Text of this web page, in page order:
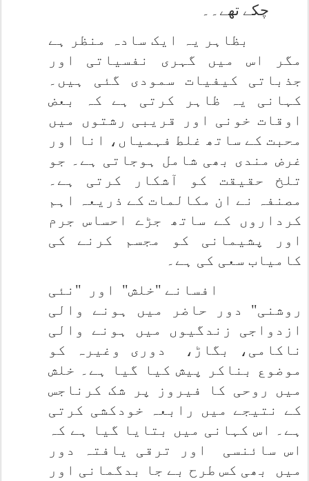
چکے تھے۔۔
بظاہر یہ ایک سادہ منظر ہے
مگر اس میں گہری نفسیاتی اور
جذباتی کیفیات سمودی گئی ہیں۔
کہانی یہ ظاہر کرتی ہے کہ بعض
اوقات خونی اور قریبی رشتوں میں
محبت کے ساتھ غلط فہمیاں، انا اور
غرض مندی بھی شامل ہوجاتی ہے۔ جو
تلخ حقیقت کو آشکار کرتی ہے۔
مصنفہ نے ان مکالمات کے ذریعہ اہم
کرداروں کے ساتھ جڑے احساس جرم
اور پشیمانی کو مجسم کرنے کی
کامیاب سعی کی ہے۔
افسانے "خلش" اور "نئی
روشنی" دور حاضر میں ہونے والی
ازدواجی زندگیوں میں ہونے والی
ناکامی، بگاڑ،
دوری وغیرہ کو
موضوع بناکر پیش کیا گیا ہے۔ خلش
میں روحی کا فیروز پر شک کرناجس
کے نتیجے میں رابعہ خودکشی کرتی
ہے۔ اس کہانی میں بتایا گیا ہے کہ
اس سائنسی
اور ترقی یافتہ دور
میں
بھی کس طرح بے جا بدگمانی اور